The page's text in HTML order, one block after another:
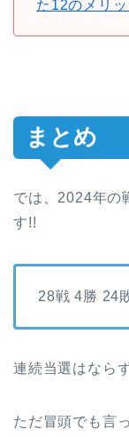
た12のメリ
まとめ
では、2024年の
す!!
28戦 4勝 24
連続当選はなら
ただ冒頭でも言